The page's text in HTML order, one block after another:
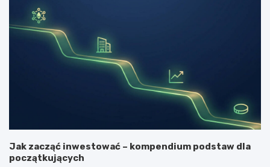
Jak zacząć inwestować – kompendium podstaw dla
początkujących